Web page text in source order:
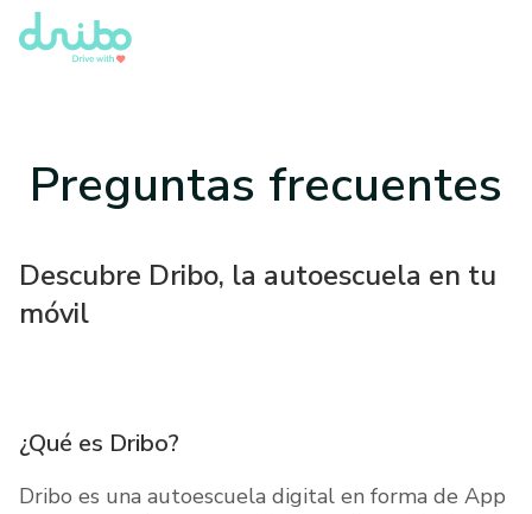
Preguntas frecuentes
Descubre Dribo, la autoescuela en tu
móvil
¿Qué es Dribo?
Dribo es una autoescuela digital en forma de App